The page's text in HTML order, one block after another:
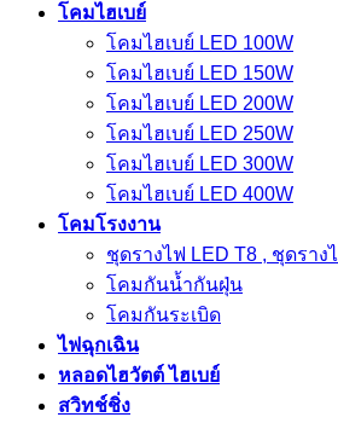
โคมไฮเบย์
โคมไฮเบย์ LED 100W
โคมไฮเบย์ LED 150W
โคมไฮเบย์ LED 200W
โคมไฮเบย์ LED 250W
โคมไฮเบย์ LED 300W
โคมไฮเบย์ LED 400W
โคมโรงงาน
ชุดรางไฟ LED T8 , ชุดราง
โคมกันน้ำกันฝุ่น
โคมกันระเบิด
ไฟฉุกเฉิน
หลอดไฮวัตต์ ไฮเบย์
สวิทช์ชิ่ง